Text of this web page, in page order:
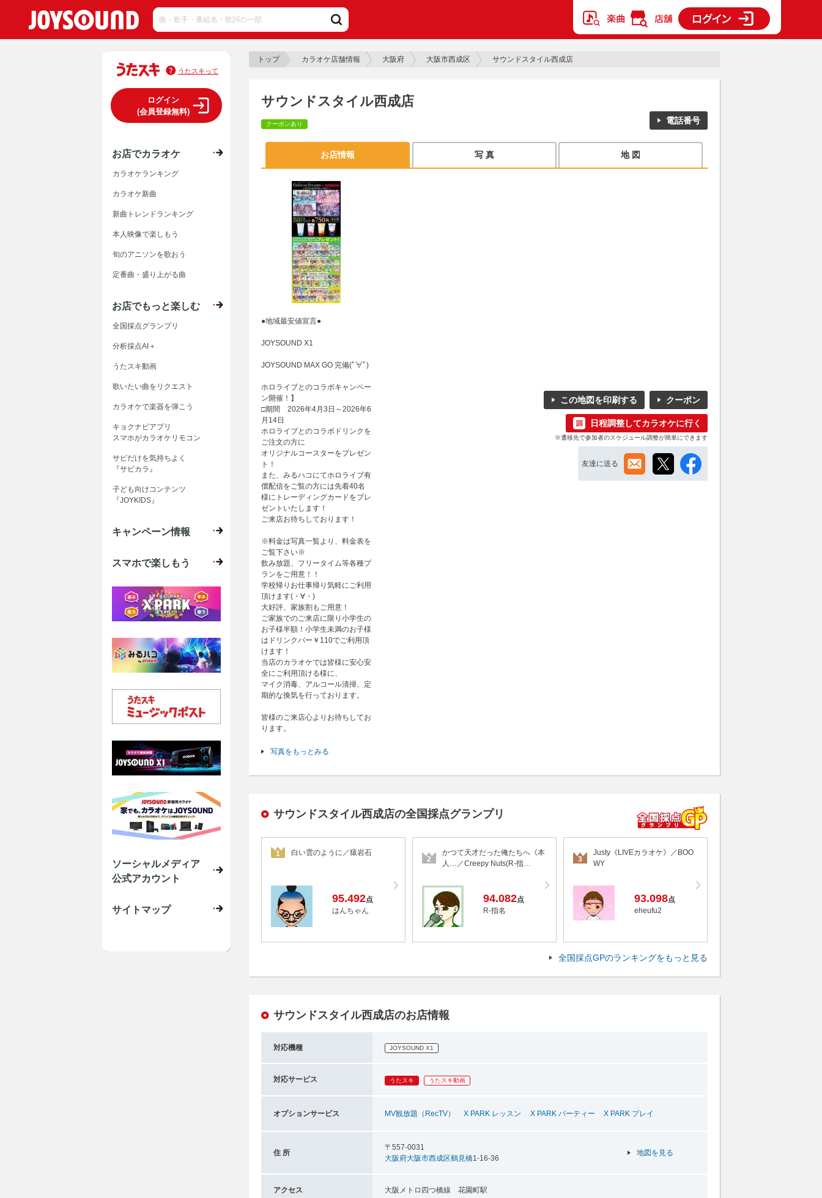
トップ カラオケ店舗情報 大阪府 大阪市西成区 サウンドスタイル西成店
サウンドスタイル西成店
クーポンあり 電話番号
お店情報 写 真 地 図
●地域最安値宣言●
JOYSOUND X1
JOYSOUND MAX GO 完備(ﾟ∀ﾟ)
ホロライブとのコラボキャンペー
ン開催！】
□期間 2026年4月3日～2026年6
月14日
ホロライブとのコラボドリンクを
ご注文の方に
オリジナルコースターをプレゼン
ト！
また、みるハコにてホロライブ有
償配信をご覧の方には先着40名
様にトレーディングカードをプレ
ゼントいたします！
ご来店お待ちしております！
※料金は写真一覧より、料金表を
ご覧下さい※
飲み放題、フリータイム等各種プ
ランをご用意！！
学校帰りお仕事帰り気軽にご利用
頂けます(・∀・)
大好評、家族割もご用意！
ご家族でのご来店に限り小学生の
お子様半額！小学生未満のお子様
はドリンクバー￥110でご利用頂
けます！
当店のカラオケでは皆様に安心安
全にご利用頂ける様に、
マイク消毒、アルコール清掃、定
期的な換気を行っております。
皆様のご来店心よりお待ちしてお
ります。
写真をもっとみる
この地図を印刷する クーポン
日程調整してカラオケに行く
※遷移先で参加者のスケジュール調整が簡単にできます
友達に送る
サウンドスタイル西成店の全国採点グランプリ
1 白い雲のように／猿岩石
95.492点
はんちゃん
2
かつて天才だった俺たちへ《本
人…／Creepy Nuts(R-指…
94.082点
R-指名
3
Justy《LIVEカラオケ》／BOO
WY
93.098点
eheufu2
全国採点GPのランキングをもっと見る
サウンドスタイル西成店のお店情報
対応機種 JOYSOUND X1
対応サービス うたスキ うたスキ動画
オプションサービス MV観放題（RecTV） X PARK レッスン X PARK パーティー X PARK プレイ
住 所
〒557-0031
大阪府大阪市西成区鶴見橋1-16-36
地図を見る
アクセス 大阪メトロ四つ橋線 花園町駅
うたスキって
ログイン
(会員登録無料)
お店でカラオケ
カラオケランキング
カラオケ新曲
新曲トレンドランキング
本人映像で楽しもう
旬のアニソンを歌おう
定番曲・盛り上がる曲
お店でもっと楽しむ
全国採点グランプリ
分析採点AI＋
うたスキ動画
歌いたい曲をリクエスト
カラオケで楽器を弾こう
キョクナビアプリ
スマホがカラオケリモコン
サビだけを気持ちよく
『サビカラ』
子ども向けコンテンツ
『JOYKIDS』
キャンペーン情報
スマホで楽しもう
ソーシャルメディア
公式アカウント
サイトマップ